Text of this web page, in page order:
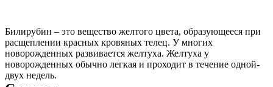
Билирубин – это вещество желтого цвета, образующееся при
расщеплении красных кровяных телец. У многих
новорожденных развивается желтуха. Желтуха у
новорожденных обычно легкая и проходит в течение одной-
двух недель.